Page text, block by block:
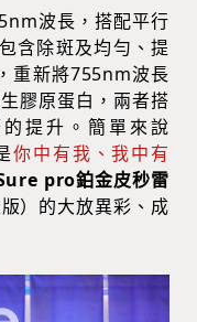
波長，搭配平行
含除斑及均勻、提
重新將755nm波長
膠原蛋白，兩者搭
提升。簡單來說
你中有我、我中有
pro鉑金皮秒雷
）的大放異彩、成